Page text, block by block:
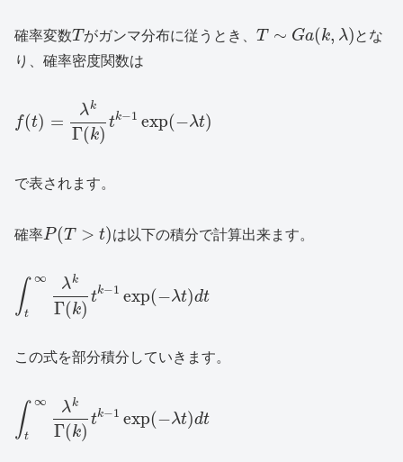
確率変数T がガンマ分布に従うとき、T ∼ Ga(k, λ)とな
り、確率密度関数は
f(t) =
λk
Γ(k)
tk−1 exp(−λt)
で表されます。
確率P(T > t)は以下の積分で計算出来ます。
∫ ∞
t
λk
Γ(k)
tk−1 exp(−λt)dt
この式を部分積分していきます。
∫ ∞
t
λk
Γ(k)
tk−1 exp(−λt)dt